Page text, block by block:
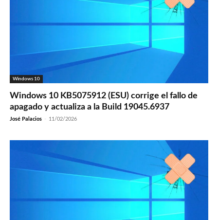
Windows 10
Windows 10 KB5075912 (ESU) corrige el fallo de
apagado y actualiza a la Build 19045.6937
José Palacios - 11/02/2026